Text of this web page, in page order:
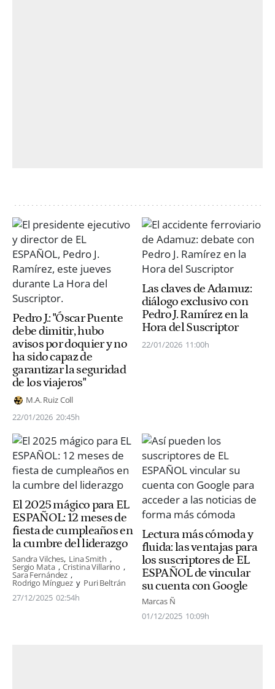
Pedro J.: "Óscar Puente
debe dimitir, hubo
avisos por doquier y no
ha sido capaz de
garantizar la seguridad
de los viajeros"
M.A. Ruiz Coll
22/01/2026 20:45h
Las claves de Adamuz:
diálogo exclusivo con
Pedro J. Ramírez en la
Hora del Suscriptor
22/01/2026 11:00h
El 2025 mágico para EL
ESPAÑOL: 12 meses de
fiesta de cumpleaños en
la cumbre del liderazgo
Sandra Vilches Lina Smith
Sergio Mata Cristina Villarino
Sara Fernández
Rodrigo Mínguez
Puri Beltrán
27/12/2025 02:54h
Lectura más cómoda y
fluida: las ventajas para
los suscriptores de EL
ESPAÑOL de vincular
su cuenta con Google
Marcas Ñ
01/12/2025 10:09h